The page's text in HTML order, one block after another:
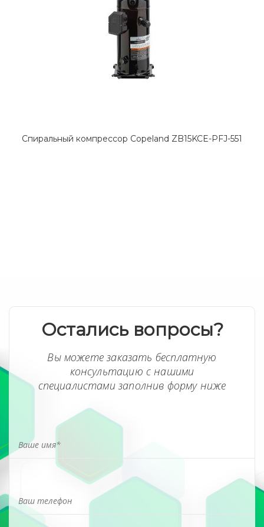
Спиральный компрессор Copeland ZB15KCE-PFJ-551
Остались вопросы?
Вы можете заказать бесплатную
консультацию с нашими
специалистами заполнив форму ниже